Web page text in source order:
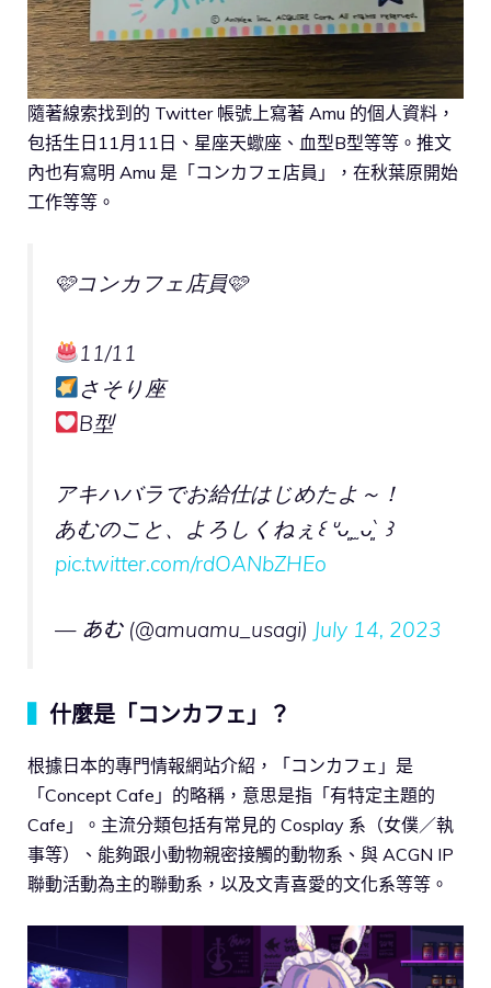
隨著線索找到的 Twitter 帳號上寫著 Amu 的個人資料，
包括生日11月11日、星座天蠍座、血型B型等等。推文
內也有寫明 Amu 是「コンカフェ店員」，在秋葉原開始
工作等等。
🩷コンカフェ店員🩷
11/11
さそり座
B型
アキハバラでお給仕はじめたよ～！
あむのこと、よろしくねぇ꒰ ᐡᴗ͈ ̫ ᴗ͈` ꒱
pic.twitter.com/rdOANbZHEo
— あむ (@amuamu_usagi) July 14, 2023
什麼是「コンカフェ」？
根據日本的專門情報網站介紹，「コンカフェ」是
「Concept Cafe」的略稱，意思是指「有特定主題的
Cafe」。主流分類包括有常見的 Cosplay 系（女僕／執
事等）、能夠跟小動物親密接觸的動物系、與 ACGN IP
聯動活動為主的聯動系，以及文青喜愛的文化系等等。